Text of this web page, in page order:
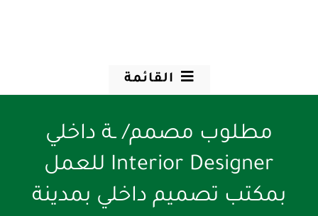
القائمة
مطلوب مصمم/ ـة داخلي
Interior Designer للعمل
بمكتب تصميم داخلي بمدينة